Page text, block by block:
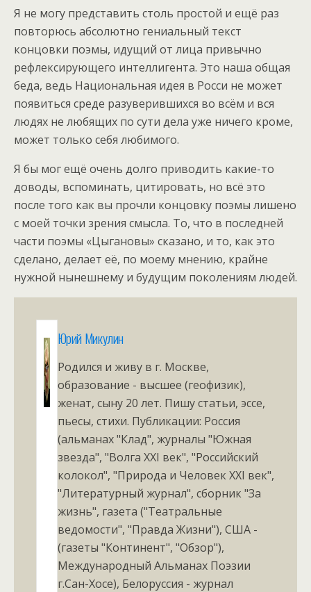
Я не могу представить столь простой и ещё раз
повторюсь абсолютно гениальный текст
концовки поэмы, идущий от лица привычно
рефлексирующего интеллигента. Это наша общая
беда, ведь Национальная идея в Росси не может
появиться среде разуверившихся во всём и вся
людях не любящих по сути дела уже ничего кроме,
может только себя любимого.
Я бы мог ещё очень долго приводить какие-то
доводы, вспоминать, цитировать, но всё это
после того как вы прочли концовку поэмы лишено
с моей точки зрения смысла. То, что в последней
части поэмы «Цыгановы» сказано, и то, как это
сделано, делает её, по моему мнению, крайне
нужной нынешнему и будущим поколениям людей.
Юрий Микулин
Родился и живу в г. Москве,
образование - высшее (геофизик),
женат, сыну 20 лет. Пишу статьи, эссе,
пьесы, стихи. Публикации: Россия
(альманах "Клад", журналы "Южная
звезда", "Волга XXI век", "Российский
колокол", "Природа и Человек XXI век",
"Литературный журнал", сборник "За
жизнь", газета ("Театральные
ведомости", "Правда Жизни"), США -
(газеты "Континент", "Обзор"),
Международный Альманах Поэзии
г.Сан-Хосе), Белоруссия - журнал